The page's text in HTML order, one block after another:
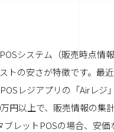
システム（販売時点情
トの安さが特徴です。最
レジアプリの「Airレジ
円以上で、販売情報の集
レットPOSの場合、安